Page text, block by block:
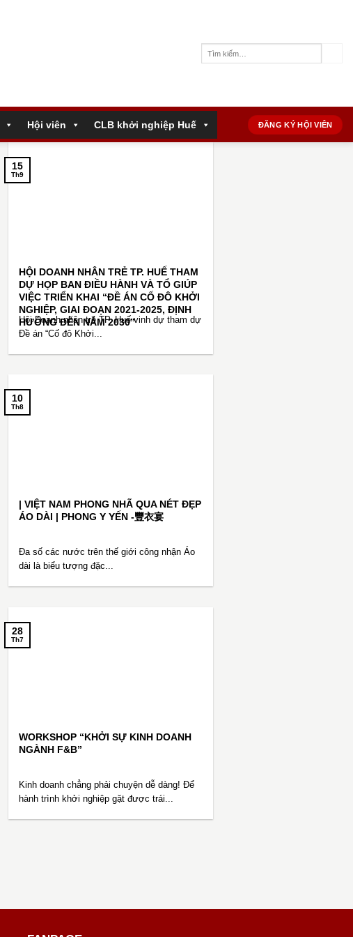
Hội viên CLB khởi nghiệp Huế ĐĂNG KÝ HỘI VIÊN
HỘI DOANH NHÂN TRẺ TP. HUẾ THAM
DỰ HỌP BAN ĐIỀU HÀNH VÀ TỔ GIÚP
VIỆC TRIỂN KHAI “ĐỀ ÁN CỐ ĐÔ KHỞI
NGHIỆP, GIAI ĐOẠN 2021-2025, ĐỊNH
HƯỚNG ĐẾN NĂM 2030”
Hội Doanh nhân trẻ TP. Huế vinh dự tham dự
Đề án “Cố đô Khởi...
15
Th9
| VIỆT NAM PHONG NHÃ QUA NÉT ĐẸP
ÁO DÀI | PHONG Y YẾN -豐衣宴
Đa số các nước trên thế giới công nhận Áo
dài là biểu tượng đặc...
10
Th8
WORKSHOP “KHỞI SỰ KINH DOANH
NGÀNH F&B”
Kinh doanh chẳng phải chuyện dễ dàng! Để
hành trình khởi nghiệp gặt được trái...
28
Th7